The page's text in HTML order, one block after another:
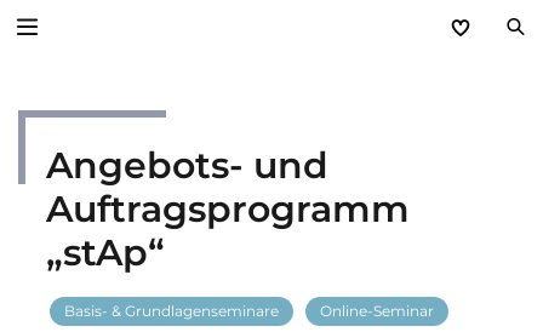
Service
Aktuelles
Händlerforum
Angebots- und
Auftragsprogramm
„stAp“
Basis- & Grundlagenseminare Online-Seminar